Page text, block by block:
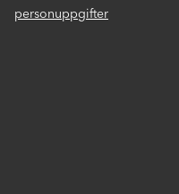
personuppgifter